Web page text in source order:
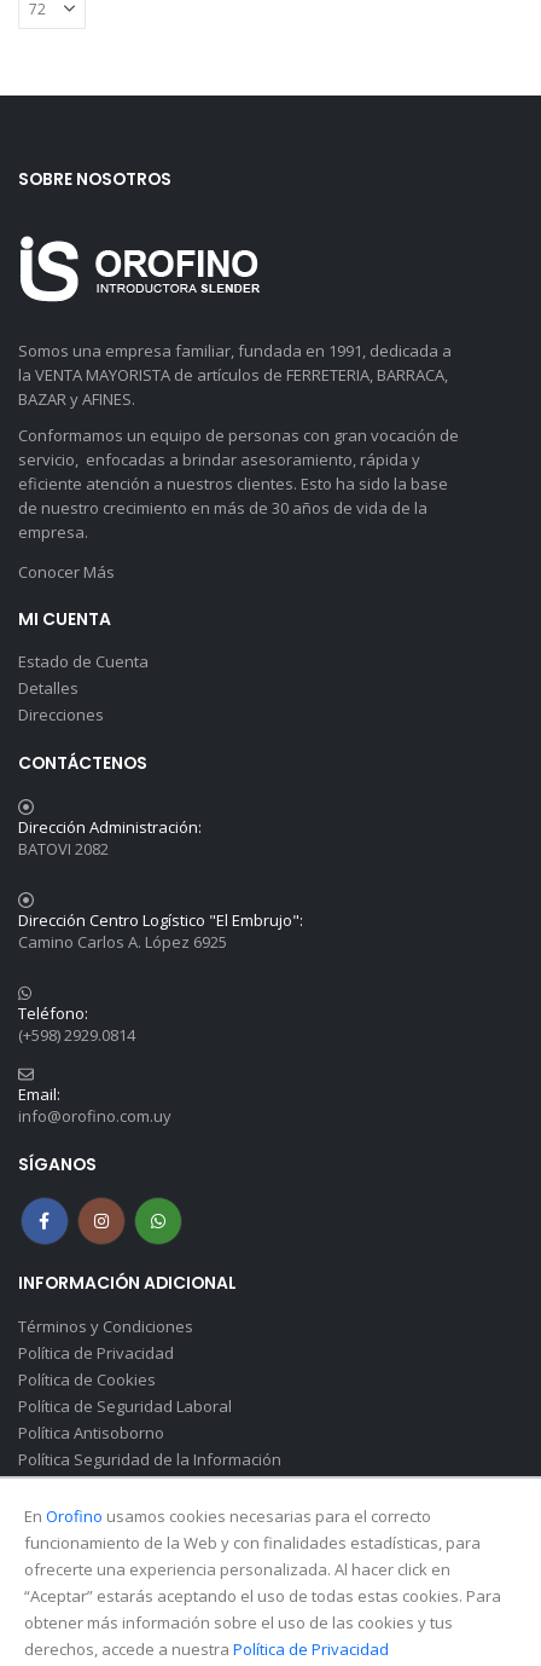
SOBRE NOSOTROS
Somos una empresa familiar, fundada en 1991, dedicada a
la VENTA MAYORISTA de artículos de FERRETERIA, BARRACA,
BAZAR y AFINES.
Conformamos un equipo de personas con gran vocación de
servicio, enfocadas a brindar asesoramiento, rápida y
eficiente atención a nuestros clientes. Esto ha sido la base
de nuestro crecimiento en más de 30 años de vida de la
empresa.
Conocer Más
MI CUENTA
Estado de Cuenta
Detalles
Direcciones
CONTÁCTENOS
Dirección Administración:
BATOVI 2082
Dirección Centro Logístico "El Embrujo":
Camino Carlos A. López 6925
Teléfono:
(+598) 2929.0814
Email:
info@orofino.com.uy
SÍGANOS
INFORMACIÓN ADICIONAL
Términos y Condiciones
Política de Privacidad
Política de Cookies
Política de Seguridad Laboral
Política Antisoborno
Política Seguridad de la Información
Canal de Denuncias(Soborno)
En Orofino usamos cookies necesarias para el correcto
funcionamiento de la Web y con finalidades estadísticas, para
ofrecerte una experiencia personalizada. Al hacer click en
“Aceptar” estarás aceptando el uso de todas estas cookies. Para
obtener más información sobre el uso de las cookies y tus
derechos, accede a nuestra Política de Privacidad